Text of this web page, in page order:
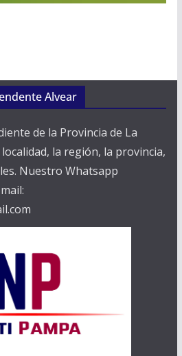
Alvear
de la Provincia de La
la región, la provincia,
Nuestro Whatsapp